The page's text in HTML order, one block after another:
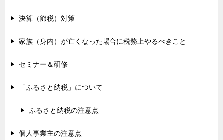
決算（節税）対策
家族（身内）が亡くなった場合に税務上やるべきこと
セミナー＆研修
「ふるさと納税」について
ふるさと納税の注意点
個人事業主の注意点